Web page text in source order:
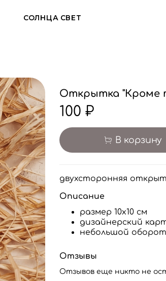
СОЛНЦА СВЕТ
Открытка "Кроме
100 ₽
В корзину
двухсторонняя
Описание
размер 10х10 см
дизайнерский
небольшой оборот
Отзывы
Отзывов еще никто не